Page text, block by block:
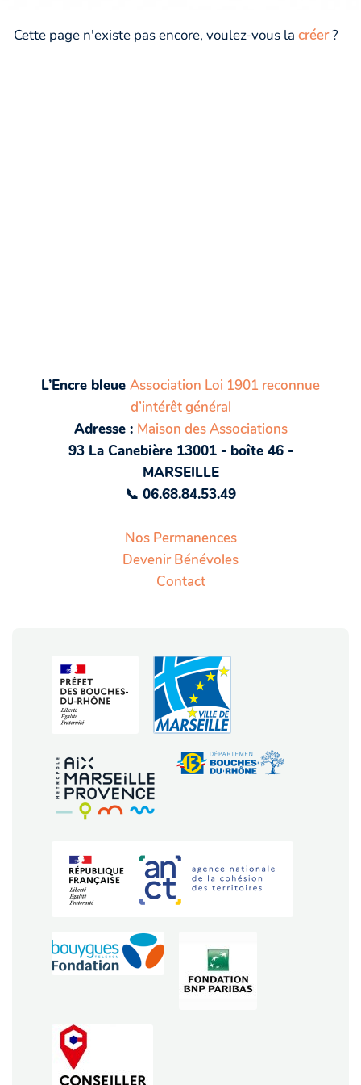
Cette page n'existe pas encore, voulez-vous la créer?
L’Encre bleue Association Loi 1901 reconnue
d’intérêt général
Adresse : Maison des Associations
93 La Canebière 13001 - boîte 46 -
MARSEILLE
📞 06.68.84.53.49
Nos Permanences
Devenir Bénévoles
Contact